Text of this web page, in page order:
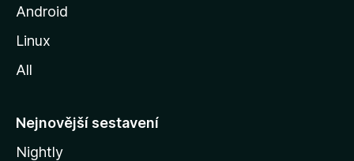
o
l
y
Android
Linux
All
Nejnovější sestavení
Nightly